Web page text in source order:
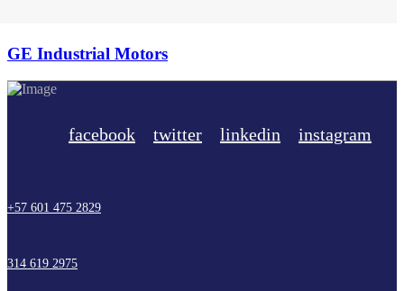
GE Industrial Motors
facebook twitter linkedin instagram
+57 601 475 2829
314 619 2975